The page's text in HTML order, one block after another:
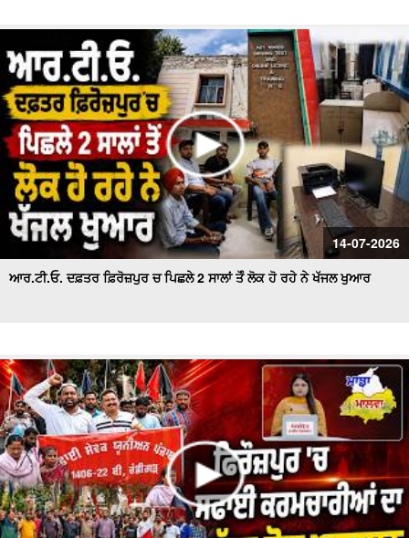
14-07-2026
ਆਰ.ਟੀ.ਓ. ਦਫ਼ਤਰ ਫ਼ਿਰੋਜ਼ਪੁਰ ਚ ਪਿਛਲੇ 2 ਸਾਲਾਂ ਤੋੰ ਲੋਕ ਹੋ ਰਹੇ ਨੇ ਖੱਜਲ ਖੁਆਰ